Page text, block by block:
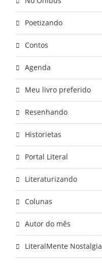
Poetizando
Contos
Agenda
Meu livro preferido
Resenhando
Historietas
Portal Literal
Literaturizando
Colunas
Autor do mês
LiteralMente Nostalgia